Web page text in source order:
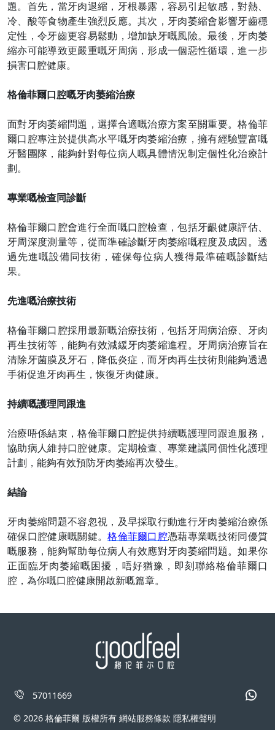
題。首先，當牙肉退縮，牙根暴露，容易引起敏感，對熱、
冷、酸等食物產生強烈反應。其次，牙肉萎縮會影響牙齒穩
定性，令牙齒更容易鬆動，增加缺牙嘅風險。最後，牙肉萎
縮亦可能導致更嚴重嘅牙周病，形成一個惡性循環，進一步
損害口腔健康。
格倫菲爾口腔嘅牙肉萎縮治療
面對牙肉萎縮問題，選擇合適嘅治療方案至關重要。格倫菲
爾口腔專注於提供高水平嘅牙肉萎縮治療，擁有經驗豐富嘅
牙醫團隊，能夠針對每位病人嘅具體情況制定個性化治療計
劃。
專業嘅檢查同診斷
格倫菲爾口腔會進行全面嘅口腔檢查，包括牙齦健康評估、
牙周深度測量等，從而準確診斷牙肉萎縮嘅程度及成因。透
過先進嘅設備同技術，確保每位病人獲得最準確嘅診斷結
果。
先進嘅治療技術
格倫菲爾口腔採用最新嘅治療技術，包括牙周病治療、牙肉
再生技術等，能夠有效減緩牙肉萎縮進程。牙周病治療旨在
清除牙菌膜及牙石，降低炎症，而牙肉再生技術則能夠透過
手術促進牙肉再生，恢復牙肉健康。
持續嘅護理同跟進
治療唔係結束，格倫菲爾口腔提供持續嘅護理同跟進服務，
協助病人維持口腔健康。定期檢查、專業建議同個性化護理
計劃，能夠有效預防牙肉萎縮再次發生。
結論
牙肉萎縮問題不容忽視，及早採取行動進行牙肉萎縮治療係
確保口腔健康嘅關鍵。格倫菲爾口腔憑藉專業嘅技術同優質
嘅服務，能夠幫助每位病人有效應對牙肉萎縮問題。如果你
正面臨牙肉萎縮嘅困擾，唔好猶豫，即刻聯絡格倫菲爾口
腔，為你嘅口腔健康開啟新嘅篇章。
57011669
© 2026 格倫菲爾 版權所有 網站服務條款 隱私權聲明